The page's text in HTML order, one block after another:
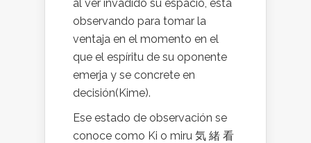
al ver invadido su espacio, está
observando para tomar la
ventaja en el momento en el
que el espíritu de su oponente
emerja y se concrete en
decisión(Kime).
Ese estado de observación se
conoce como Ki o miru 気 緒 看